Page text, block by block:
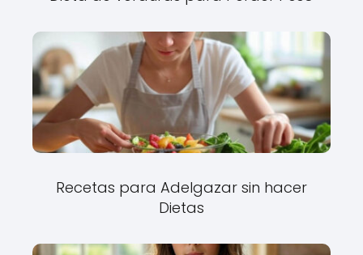
Recetas para Adelgazar sin hacer
Dietas